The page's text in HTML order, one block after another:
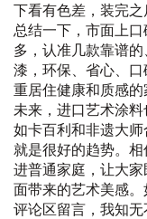
下看有色差，装完之
总结一下，市面上
多，认准几款靠谱
漆，环保、省心、
重居住健康和质感的
未来，进口艺术涂
如卡百利和非遗大
就是很好的趋势。
进普通家庭，让大
面带来的艺术美感
评论区留言，我知